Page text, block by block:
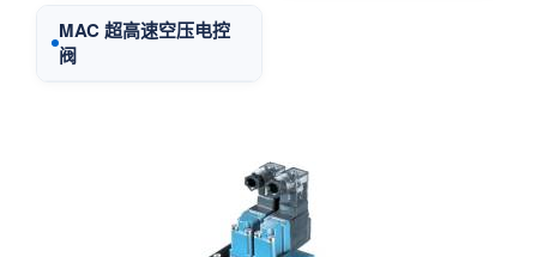
MAC 超高速空压电控
阀